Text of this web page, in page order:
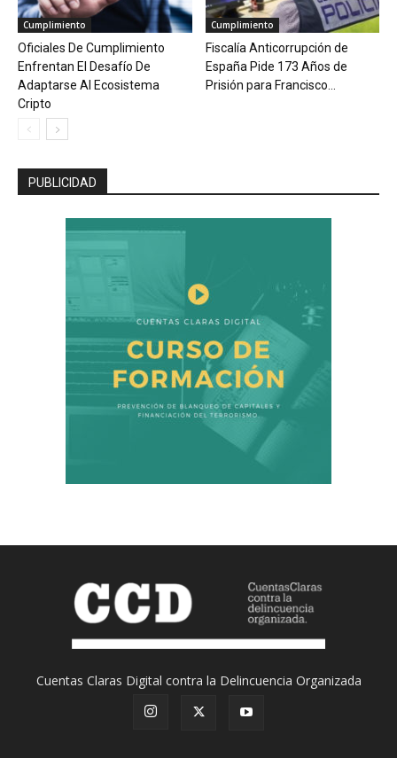
Cumplimiento
Oficiales De Cumplimiento
Enfrentan El Desafío De
Adaptarse Al Ecosistema
Cripto
Cumplimiento
Fiscalía Anticorrupción de
España Pide 173 Años de
Prisión para Francisco...
PUBLICIDAD
Cuentas Claras Digital contra la Delincuencia Organizada